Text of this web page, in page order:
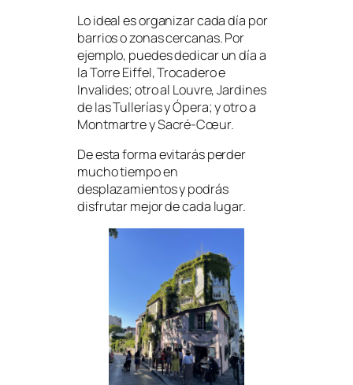
Lo ideal es organizar cada día por
barrios o zonas cercanas. Por
ejemplo, puedes dedicar un día a
la Torre Eiffel, Trocadero e
Invalides; otro al Louvre, Jardines
de las Tullerías y Ópera; y otro a
Montmartre y Sacré-Cœur.
De esta forma evitarás perder
mucho tiempo en
desplazamientos y podrás
disfrutar mejor de cada lugar.